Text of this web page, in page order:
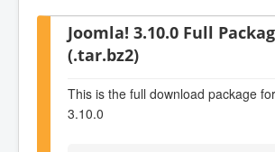
Joomla! 3.10.0 Full
(.tar.bz2)
This is the full download package
3.10.0